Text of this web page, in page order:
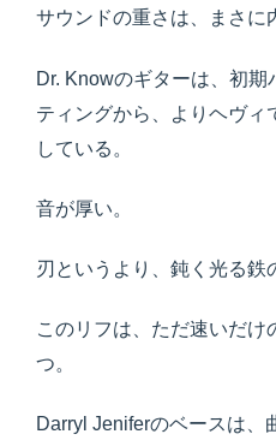
サウンドの重さは、まさに
Dr. Knowのギターは、初
ティングから、よりヘヴィ
している。
音が厚い。
刃というより、鈍く光る鉄
このリフは、ただ速いだ
つ。
Darryl Jeniferのベースは、